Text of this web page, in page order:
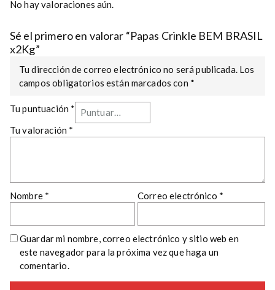
No hay valoraciones aún.
Sé el primero en valorar “Papas Crinkle BEM BRASIL
x2Kg”
Tu dirección de correo electrónico no será publicada. Los
campos obligatorios están marcados con *
Tu puntuación *
Tu valoración *
Nombre * Correo electrónico *
Guardar mi nombre, correo electrónico y sitio web en
este navegador para la próxima vez que haga un
comentario.